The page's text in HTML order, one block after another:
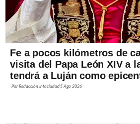
Fe a pocos kilómetros de
visita del Papa León XIV a
tendrá a Luján como
PorRedacción Infociudad5 Ago 2026